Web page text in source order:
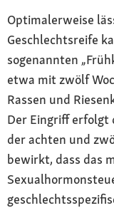
Optimalerweise
Geschlechtsreife
sogenannten
etwa mit zwölf
Rassen und
Der Eingriff erfolgt
der achten und
bewirkt, dass das